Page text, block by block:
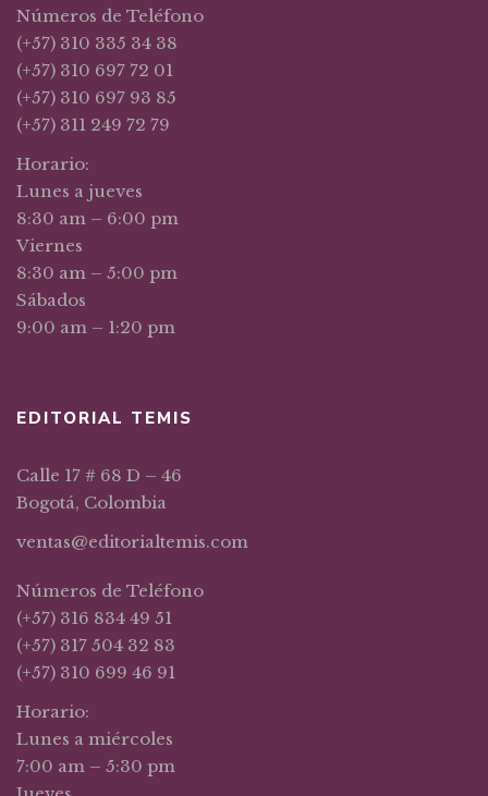
Números de Teléfono
(+57) 310 335 34 38
(+57) 310 697 72 01
(+57) 310 697 93 85
(+57) 311 249 72 79
Horario:
Lunes a jueves
8:30 am – 6:00 pm
Viernes
8:30 am – 5:00 pm
Sábados
9:00 am – 1:20 pm
EDITORIAL TEMIS
Calle 17 # 68 D – 46
Bogotá, Colombia
ventas@editorialtemis.com
Números de Teléfono
(+57) 316 834 49 51
(+57) 317 504 32 83
(+57) 310 699 46 91
Horario:
Lunes a miércoles
7:00 am – 5:30 pm